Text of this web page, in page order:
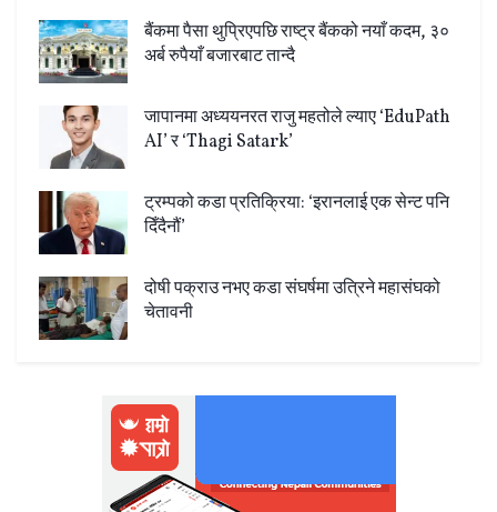
बैंकमा पैसा थुप्रिएपछि राष्ट्र बैंकको नयाँ कदम, ३०
अर्ब रुपैयाँ बजारबाट तान्दै
जापानमा अध्ययनरत राजु महतोले ल्याए ‘EduPath
AI’ र ‘Thagi Satark’
ट्रम्पको कडा प्रतिक्रिया: ‘इरानलाई एक सेन्ट पनि
दिँदैनौं’
दोषी पक्राउ नभए कडा संघर्षमा उत्रिने महासंघको
चेतावनी